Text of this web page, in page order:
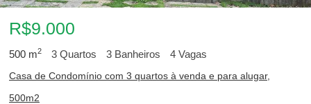
R$9.000
500 m2 3 Quartos 3 Banheiros 4 Vagas
Casa de Condomínio com 3 quartos à venda e para alugar,
500m2